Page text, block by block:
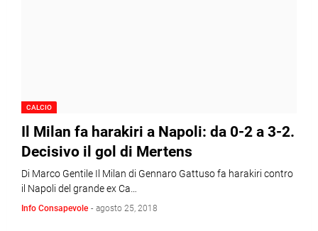
CALCIO
Il Milan fa harakiri a Napoli: da 0-2 a 3-2.
Decisivo il gol di Mertens
Di Marco Gentile Il Milan di Gennaro Gattuso fa harakiri contro
il Napoli del grande ex Ca…
Info Consapevole - agosto 25, 2018